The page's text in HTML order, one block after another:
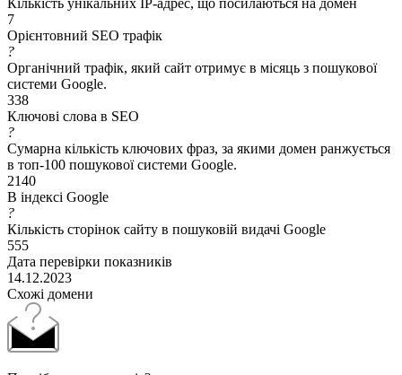
7
Орієнтовний SEO трафік
?
Органічний трафік, який сайт отримує в місяць з пошукової
системи Google.
338
Ключові слова в SEO
?
Сумарна кількість ключових фраз, за якими домен ранжується
в топ-100 пошукової системи Google.
2140
В індексі Google
?
Кількість сторінок сайту в пошуковій видачі Google
555
Дата перевірки показників
14.12.2023
Схожі домени